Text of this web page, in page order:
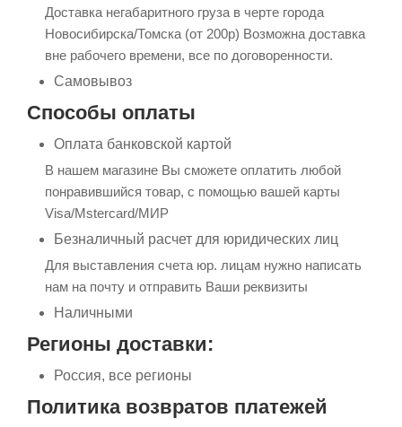
Доставка негабаритного груза в черте города
Новосибирска/Томска (от 200р) Возможна доставка
вне рабочего времени, все по договоренности.
Самовывоз
Способы оплаты
Оплата банковской картой
В нашем магазине Вы сможете оплатить любой
понравившийся товар, с помощью вашей карты
Visa/Mstercard/МИР
Безналичный расчет для юридических лиц
Для выставления счета юр. лицам нужно написать
нам на почту и отправить Ваши реквизиты
Наличными
Регионы доставки:
Россия, все регионы
Политика возвратов платежей